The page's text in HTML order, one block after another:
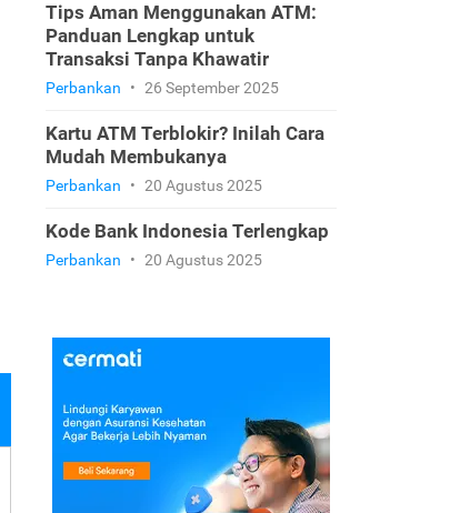
Tips Aman Menggunakan ATM:
Panduan Lengkap untuk
Transaksi Tanpa Khawatir
Perbankan • 26 September 2025
Kartu ATM Terblokir? Inilah Cara
Mudah Membukanya
Perbankan • 20 Agustus 2025
Kode Bank Indonesia Terlengkap
Perbankan • 20 Agustus 2025